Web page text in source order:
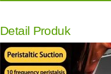
Detail Produk